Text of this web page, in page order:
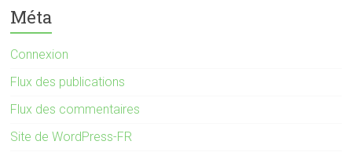
Méta
Connexion
Flux des publications
Flux des commentaires
Site de WordPress-FR